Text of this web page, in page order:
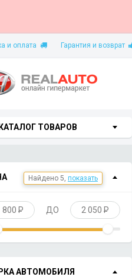
и оплата Гарантия и возврат
КАТАЛОГ ТОВАРОВ
800 P ДО 2 050 P
Найдено 5, показать
АВТОМОБИЛЯ